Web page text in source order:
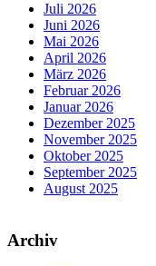
Juli 2026
Juni 2026
Mai 2026
April 2026
März 2026
Februar 2026
Januar 2026
Dezember 2025
November 2025
Oktober 2025
September 2025
August 2025
Archiv